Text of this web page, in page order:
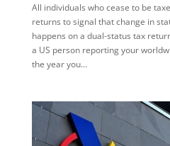
All individuals who cease to be
returns to signal that change in
happens on a dual-status tax
a US person reporting your
the year you...